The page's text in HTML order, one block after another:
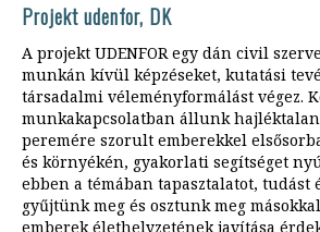
Projekt udenfor, DK
A projekt UDENFOR egy dán civil
munkán kívül képzéseket, kutatási
társadalmi véleményformálást végez.
munkakapcsolatban állunk
peremére szorult emberekkel
és környékén, gyakorlati segítséget
ebben a témában tapasztalatot, tudást
gyűjtünk meg és osztunk meg
emberek élethelyzetének javítása